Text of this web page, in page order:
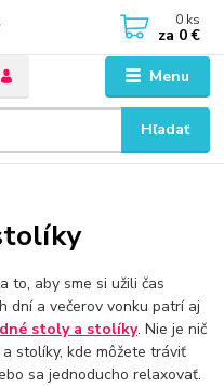
Menu
Hľadať
0 ks
za 0 €
to, aby sme si užili čas
dní a večerov vonku patrí aj
stoly a stolíky. Nie je nič
stolíky, kde môžete tráviť
sa jednoducho relaxovať.